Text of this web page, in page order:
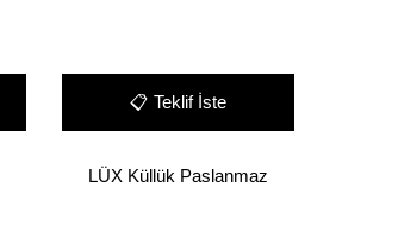
📋 Teklif İste
LÜX Küllük Paslanmaz